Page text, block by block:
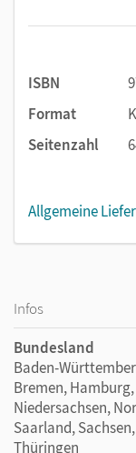
ISBN
Format
Seitenzahl
Allgemeine
Infos
Bundesland
Baden-
Bremen,
Niedersachsen,
Saarland,
Thüringen